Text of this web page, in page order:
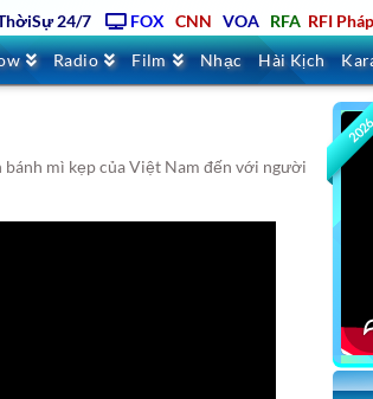
24/7 FOX CNN VOA RFA RFI Pháp
Radio Film Nhạc Hài Kịch
mì kẹp của Việt Nam đến với người